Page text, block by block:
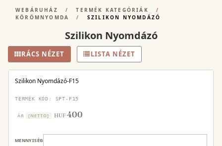
WEBÁRUHÁZ / TERMÉK KATEGÓRIÁK
/
KÖRÖMNYOMDA
/ SZILIKON NYOMDÁZÓ
Szilikon Nyomdázó
RÁCS NÉZET LISTA NÉZET
Szilikon Nyomdázó-F15
TERMÉK KÓD: SPT-F15
ÁR [NETTO] HUF400
MENNYISÉG